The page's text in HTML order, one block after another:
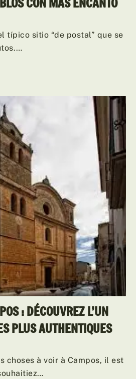
típico sitio “de postal” que se
: DÉCOUVREZ L’UN
PLUS AUTHENTIQUES
choses à voir à Campos, il est